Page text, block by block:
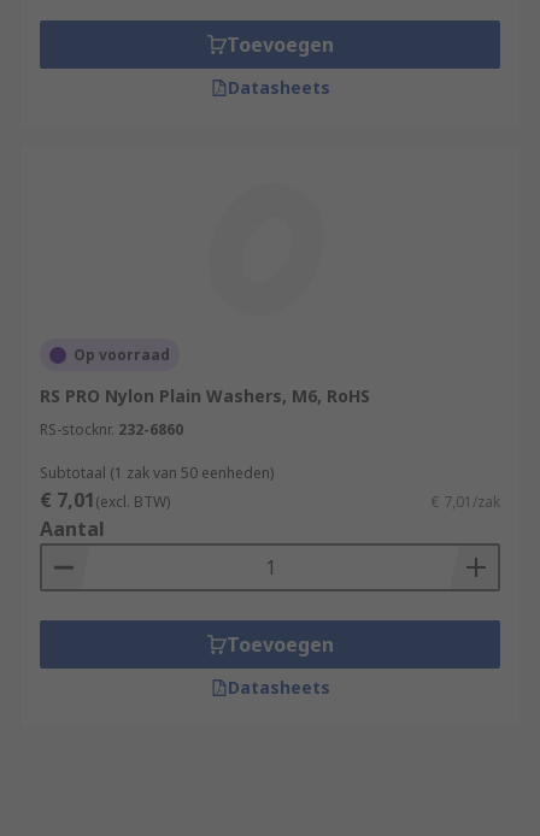
Toevoegen
Datasheets
Op voorraad
RS PRO Nylon Plain Washers, M6, RoHS
RS-stocknr. 232-6860
Subtotaal (1 zak van 50 eenheden)
€ 7,01(excl. BTW) € 7,01/zak
Aantal
Toevoegen
Datasheets